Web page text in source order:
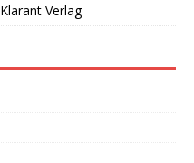
Verlag